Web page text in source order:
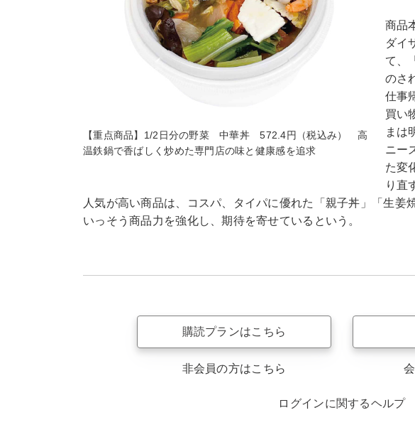
【重点商品】1/2日分の野菜 中華丼 572.4円（税込み） 高
温鉄鍋で香ばしく炒めた専門店の味と健康感を追求
商品
ダイ
て、
のさ
仕事
買い
まは
ニー
た変
り直
人気が高い商品は、コスパ、タイパに優れた「親子丼」「生姜
いっそう商品力を強化し、期待を寄せているという。
購読プランはこちら
非会員の方はこちら
ログインに関するヘルプ